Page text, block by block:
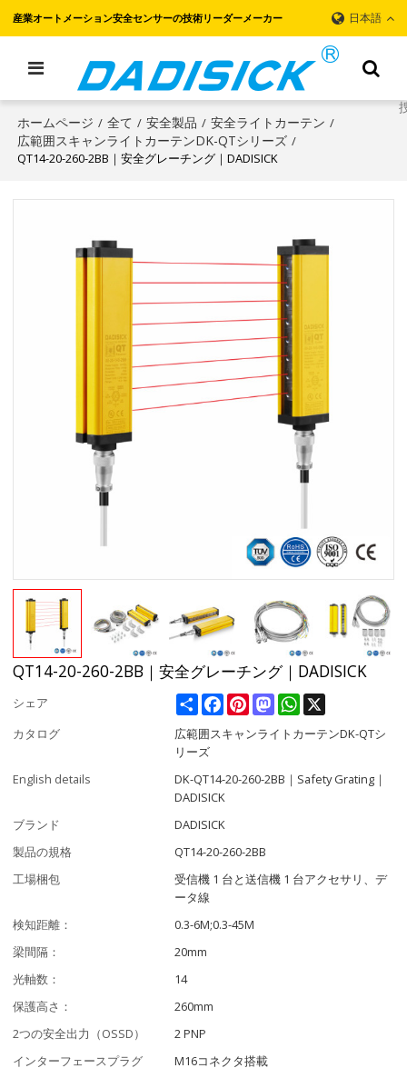
産業オートメーション安全センサーの技術リーダーメーカー 日本語
ホームページ / 全て / 安全製品 / 安全ライトカーテン /
広範囲スキャンライトカーテンDK-QTシリーズ /
QT14-20-260-2BB｜安全グレーチング｜DADISICK
QT14-20-260-2BB｜安全グレーチング｜DADISICK
シェア ShareFacebookPinterestMastodonWhatsApp
カタログ
広範囲スキャンライトカーテンDK-QTシ
リーズ
English details
DK-QT14-20-260-2BB｜Safety Grating｜
DADISICK
ブランド
DADISICK
製品の規格
QT14-20-260-2BB
工場梱包
受信機 1 台と送信機 1 台アクセサリ、デ
ータ線
検知距離：
0.3-6M;0.3-45M
梁間隔：
20mm
光軸数：
14
保護高さ：
260mm
2つの安全出力（OSSD）
2 PNP
インターフェースプラグ
M16コネクタ搭載